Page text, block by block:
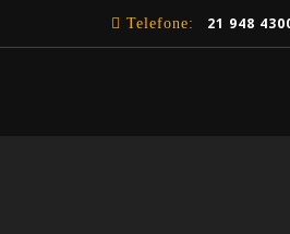
Telefone: 21 948